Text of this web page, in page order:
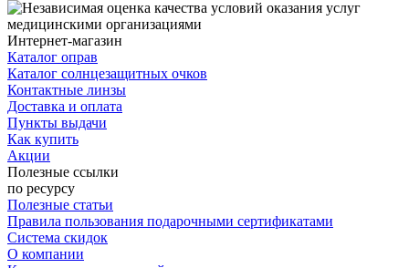
Интернет-магазин
Каталог оправ
Каталог солнцезащитных очков
Контактные линзы
Доставка и оплата
Пункты выдачи
Как купить
Акции
Полезные ссылки
по ресурсу
Полезные статьи
Правила пользования подарочными сертификатами
Система скидок
О компании